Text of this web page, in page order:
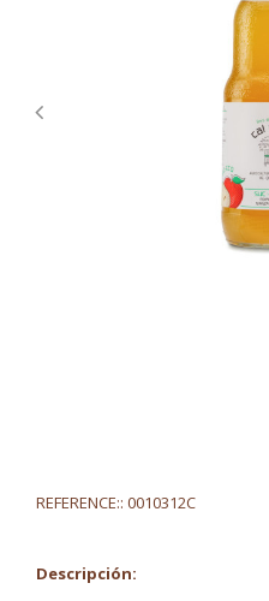
REFERENCE:: 0010312C
Descripción: